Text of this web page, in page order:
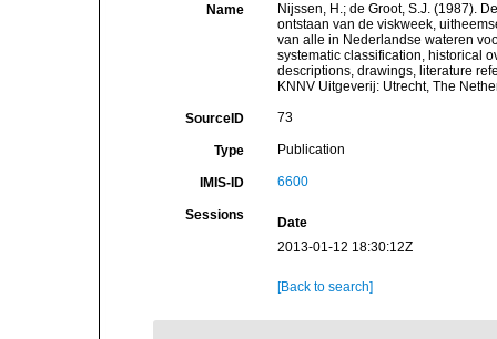
Name
Nijssen, H.; de Groot, S.J. (1987).
ontstaan van de viskweek,
van alle in Nederlandse wateren
systematic classification, historical
descriptions, drawings, literature
KNNV Uitgeverij: Utrecht, The
SourceID 73
Type Publication
IMIS-ID 6600
Sessions
Date
2013-01-12 18:30:12Z
[Back to search]